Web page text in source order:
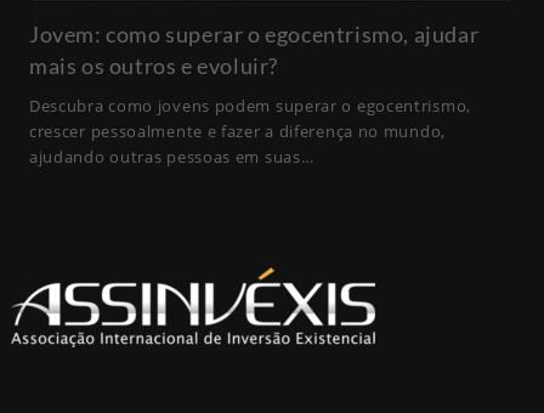
Jovem: como superar o egocentrismo, ajudar
mais os outros e evoluir?
Descubra como jovens podem superar o egocentrismo,
crescer pessoalmente e fazer a diferença no mundo,
ajudando outras pessoas em suas…